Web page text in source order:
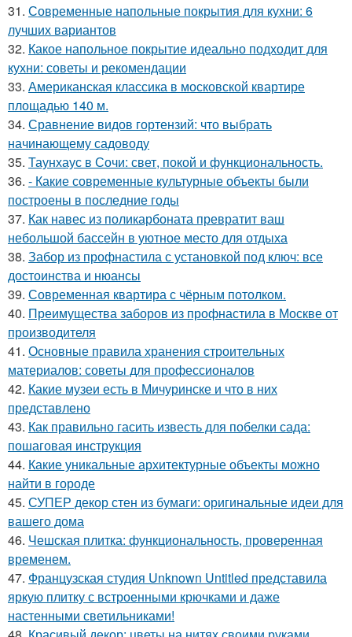
31. Современные напольные покрытия для кухни: 6
лучших вариантов
32. Какое напольное покрытие идеально подходит для
кухни: советы и рекомендации
33. Американская классика в московской квартире
площадью 140 м.
34. Сравнение видов гортензий: что выбрать
начинающему садоводу
35. Таунхаус в Сочи: свет, покой и функциональность.
36. - Какие современные культурные объекты были
построены в последние годы
37. Как навес из поликарбоната превратит ваш
небольшой бассейн в уютное место для отдыха
38. Забор из профнастила с установкой под ключ: все
достоинства и нюансы
39. Современная квартира с чёрным потолком.
40. Преимущества заборов из профнастила в Москве от
производителя
41. Основные правила хранения строительных
материалов: советы для профессионалов
42. Какие музеи есть в Мичуринске и что в них
представлено
43. Как правильно гасить известь для побелки сада:
пошаговая инструкция
44. Какие уникальные архитектурные объекты можно
найти в городе
45. СУПЕР декор стен из бумаги: оригинальные идеи для
вашего дома
46. Чешская плитка: функциональность, проверенная
временем.
47. Французская студия Unknown Untitled представила
яркую плитку с встроенными крючками и даже
настенными светильниками!